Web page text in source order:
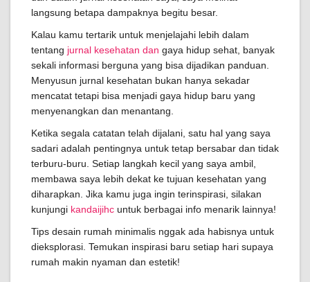
langsung betapa dampaknya begitu besar.
Kalau kamu tertarik untuk menjelajahi lebih dalam
tentang jurnal kesehatan dan gaya hidup sehat, banyak
sekali informasi berguna yang bisa dijadikan panduan.
Menyusun jurnal kesehatan bukan hanya sekadar
mencatat tetapi bisa menjadi gaya hidup baru yang
menyenangkan dan menantang.
Ketika segala catatan telah dijalani, satu hal yang saya
sadari adalah pentingnya untuk tetap bersabar dan tidak
terburu-buru. Setiap langkah kecil yang saya ambil,
membawa saya lebih dekat ke tujuan kesehatan yang
diharapkan. Jika kamu juga ingin terinspirasi, silakan
kunjungi kandaijihc untuk berbagai info menarik lainnya!
Tips desain rumah minimalis nggak ada habisnya untuk
dieksplorasi. Temukan inspirasi baru setiap hari supaya
rumah makin nyaman dan estetik!